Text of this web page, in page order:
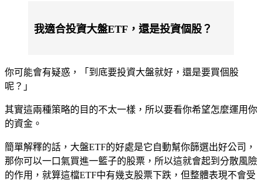
我適合投資大盤ETF，還是投資個股？
你可能會有疑惑，「到底要投資大盤就好，還是要買個股
呢？」
其實這兩種策略的目的不太一樣，所以要看你希望怎麼運用你
的資金。
簡單解釋的話，大盤ETF的好處是它自動幫你篩選出好公司，
那你可以一口氣買進一籃子的股票，所以這就會起到分散風險
的作用，就算這檔ETF中有幾支股票下跌，但整體表現不會受